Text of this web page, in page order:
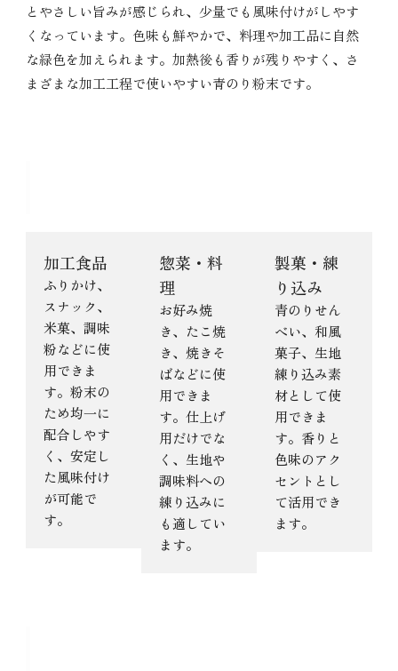
とやさしい旨みが感じられ、少量でも風味付けがしやす
くなっています。色味も鮮やかで、料理や加工品に自然
な緑色を加えられます。加熱後も香りが残りやすく、さ
まざまな加工工程で使いやすい青のり粉末です。
加工食品
ふりかけ、
スナック、
米菓、調味
粉などに使
用できま
す。粉末の
ため均一に
配合しやす
く、安定し
た風味付け
が可能で
す。
惣菜・料
理
お好み焼
き、たこ焼
き、焼きそ
ばなどに使
用できま
す。仕上げ
用だけでな
く、生地や
調味料への
練り込みに
も適してい
ます。
製菓・練
り込み
青のりせん
べい、和風
菓子、生地
練り込み素
材として使
用できま
す。香りと
色味のアク
セントとし
て活用でき
ます。